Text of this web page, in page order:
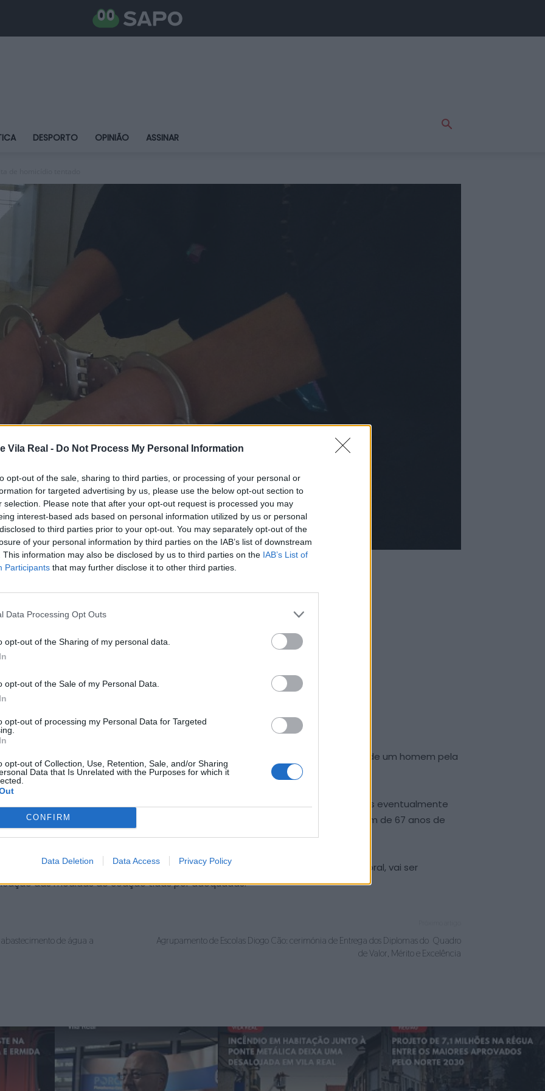
Vila Real - Do Not Process My Personal Information
opt-out of the sale, sharing to third parties, or processing of your personal or
for targeted advertising by us, please use the below opt-out section to
selection. Please note that after your opt-out request is processed you may
interest-based ads based on personal information utilized by us or personal
to third parties prior to your opt-out. You may separately opt-out of the
of your personal information by third parties on the IAB’s list of downstream
This information may also be disclosed by us to third parties on the IAB’s List of
Participants that may further disclose it to other third parties.
Data Processing Opt Outs
opt-out of the Sharing of my personal data.
opt-out of the Sale of my Personal Data.
opt-out of processing my Personal Data for Targeted
opt-out of Collection, Use, Retention, Sale, and/or Sharing
Data that Is Unrelated with the Purposes for which it
CONFIRM
Data Deletion Data Access Privacy Policy
DESPORTO OPINIÃO ASSINAR
SUSPEITA DE HOMICÍDIO
pela prática do crime de homicídio tentado, em Mirandela
de Investigação Criminal de Vila Real, procedeu à identificação e detenção de um homem pela
tentado.
pelas 10h30, na via pública, em Mirandela, quando o arguido, por motivações eventualmente
despejou uma garrafa de combustível sobre o corpo da vítima, um homem de 67 anos de
graves ferimentos.
criminais pelo crime de tráfico de estupefacientes, sem ocupação laboral, vai ser
das medidas de coação tidas por adequadas.
de água a
Agrupamento de Escolas Diogo Cão: cerimónia de Entrega dos Diplomas do Quadro
de Valor, Mérito e Excelência